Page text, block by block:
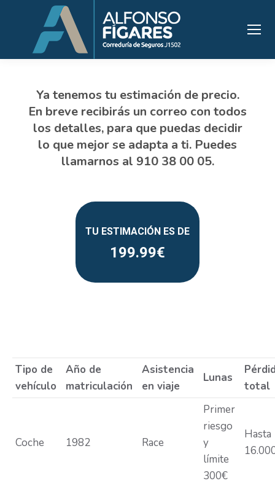
199.99
Tipo de
vehículo
Año de
matriculación
Asistencia
en viaje
Lunas
total
Coche 1982 Race
Primer
riesgo
y
límite
300€
Hasta